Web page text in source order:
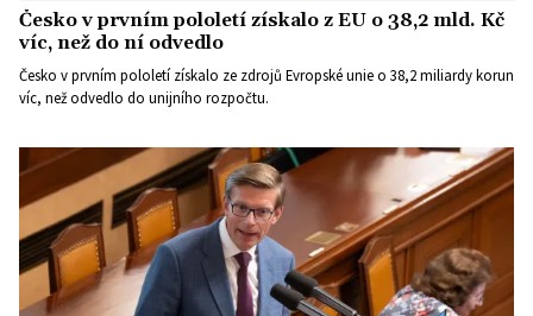
Česko v prvním pololetí získalo z EU o 38,2 mld. Kč
víc, než do ní odvedlo
Česko v prvním pololetí získalo ze zdrojů Evropské unie o 38,2 miliardy korun
víc, než odvedlo do unijního rozpočtu.